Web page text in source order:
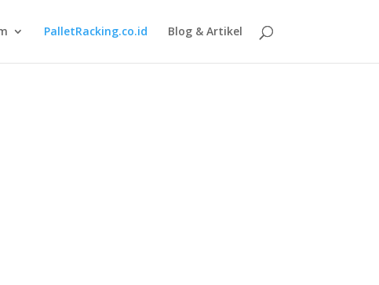
PalletRacking.co.id Blog & Artikel